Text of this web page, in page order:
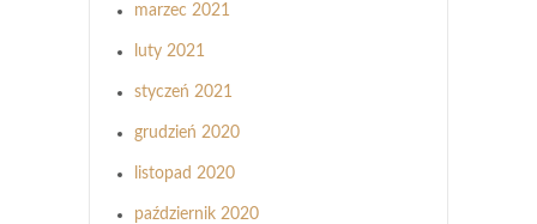
marzec 2021
luty 2021
styczeń 2021
grudzień 2020
listopad 2020
październik 2020